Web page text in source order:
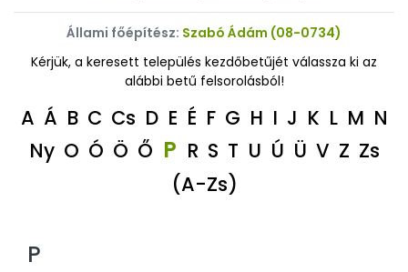
Állami főépítész: Szabó Ádám (08-0734)
Kérjük, a keresett település kezdőbetűjét válassza ki az
alábbi betű felsorolásból!
A Á B C Cs D E É F G H I J K L M N
Ny O Ó Ö Ő P R S T U Ú Ü V Z Zs
(A-Zs)
P